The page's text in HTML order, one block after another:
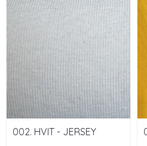
002. HVIT - JERSEY